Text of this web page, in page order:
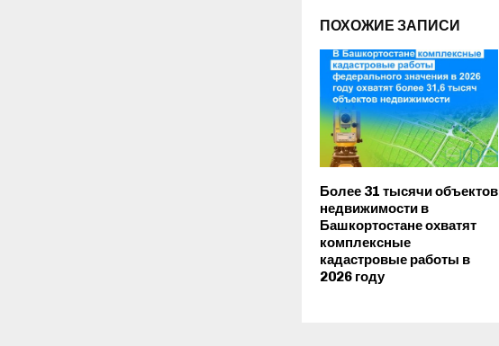
ПОХОЖИЕ ЗАПИСИ
Более 31 тысячи объектов
недвижимости в
Башкортостане охватят
комплексные
кадастровые работы в
2026 году